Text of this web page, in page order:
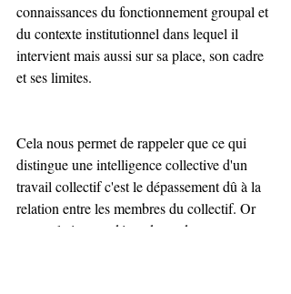
connaissances du fonctionnement groupal et
du contexte institutionnel dans lequel il
intervient mais aussi sur sa place, son cadre
et ses limites.
Cela nous permet de rappeler que ce qui
distingue une intelligence collective d'un
travail collectif c'est le dépassement dû à la
relation entre les membres du collectif. Or
cette relation est dépendante de